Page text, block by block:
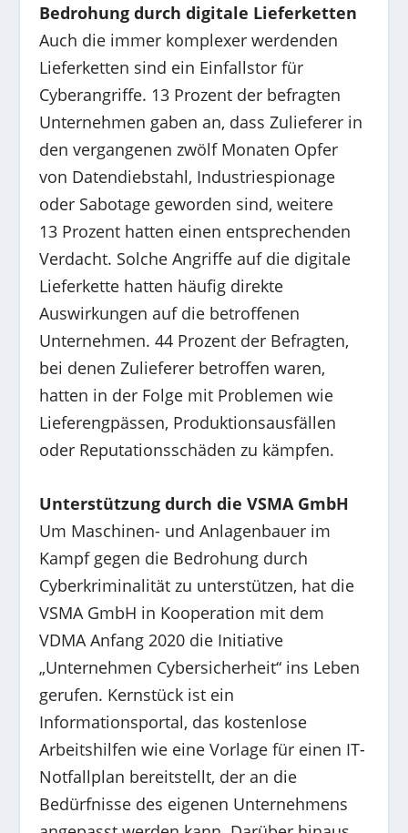
Bedrohung durch digitale Lieferketten
Auch die immer komplexer werdenden
Lieferketten sind ein Einfallstor für
Cyberangriffe. 13 Prozent der befragten
Unternehmen gaben an, dass Zulieferer in
den vergangenen zwölf Monaten Opfer
von Datendiebstahl, Industriespionage
oder Sabotage geworden sind, weitere
13 Prozent hatten einen entsprechenden
Verdacht. Solche Angriffe auf die digitale
Lieferkette hatten häufig direkte
Auswirkungen auf die betroffenen
Unternehmen. 44 Prozent der Befragten,
bei denen Zulieferer betroffen waren,
hatten in der Folge mit Problemen wie
Lieferengpässen, Produktionsausfällen
oder Reputationsschäden zu kämpfen.
Unterstützung durch die VSMA GmbH
Um Maschinen- und Anlagenbauer im
Kampf gegen die Bedrohung durch
Cyberkriminalität zu unterstützen, hat die
VSMA GmbH in Kooperation mit dem
VDMA Anfang 2020 die Initiative
„Unternehmen Cybersicherheit“ ins Leben
gerufen. Kernstück ist ein
Informationsportal, das kostenlose
Arbeitshilfen wie eine Vorlage für einen IT-
Notfallplan bereitstellt, der an die
Bedürfnisse des eigenen Unternehmens